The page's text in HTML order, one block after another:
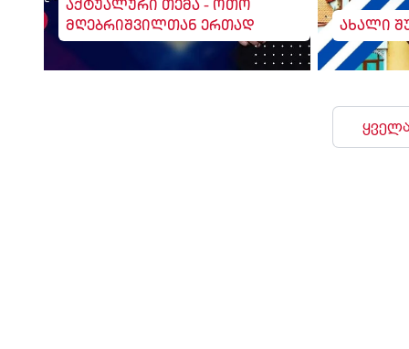
აქტუალური თემა - ოთო
მღებრიშვილთან ერთად
ახალი